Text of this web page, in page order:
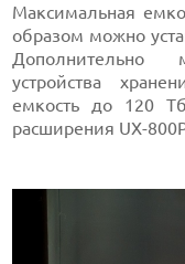
Максимальная
образом можно
устройства
емкость до 120
расширения UX-